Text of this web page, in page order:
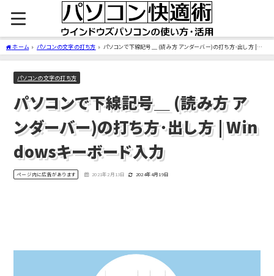
ホーム パソコンの文字の打ち方
パソコンで下線記号＿ (読み方 アンダーバー)の打ち方･出し方 |
Windowsキーボード入力
パソコンの文字の打ち方
パソコンで下線記号＿ (読み方 ア
ンダーバー)の打ち方･出し方 | Win
dowsキーボード入力
ページ内に広告があります 2021年2月13日 2024年4月19日